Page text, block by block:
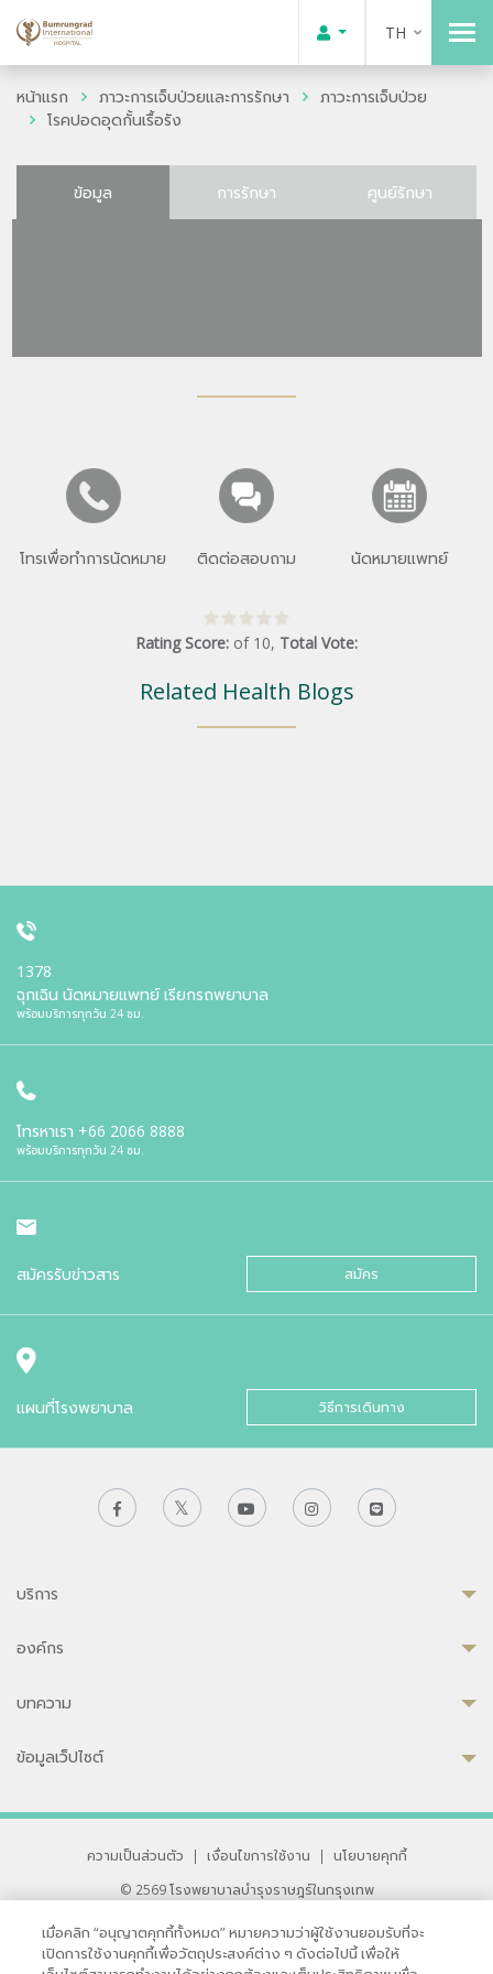
TH
หน้าแรก ภาวะการเจ็บป่วยและการรักษา
ภาวะการเจ็บป่วย
โรคปอดอุดกั้นเรื้อรัง
ข้อมูล การรักษา ศูนย์รักษา
โทรเพื่อทำการนัดหมาย ติดต่อสอบถาม นัดหมายแพทย์
Rating Score: of 10, Total Vote:
Related Health Blogs
1378
ฉุกเฉิน นัดหมายแพทย์ เรียกรถพยาบาล
พร้อมบริการทุกวัน 24 ชม.
โทรหาเรา +66 2066 8888
พร้อมบริการทุกวัน 24 ชม.
สมัครรับข่าวสาร สมัคร
แผนที่โรงพยาบาล วิธีการเดินทาง
บริการ
องค์กร
บทความ
ข้อมูลเว็ปไซต์
ความเป็นส่วนตัว | เงื่อนไขการใช้งาน |
นโยบายคุกกี้
© 2569 โรงพยาบาลบำรุงราษฎร์ในกรุงเทพ
33 สุขุมวิท ซอย 3 เขตวัฒนา กรุงเทพ 10110 ประเทศไทย
หากท่านมีข้อคิดเห็นหรือปัญหาในการใช้เว็บไซต์ของเรา
เมื่อคลิก “อนุญาตคุกกี้ทั้งหมด” หมายความว่าผู้ใช้งานยอมรับที่จะ
เปิดการใช้งานคุกกี้เพื่อวัตถุประสงค์ต่าง ๆ ดังต่อไปนี้ เพื่อให้